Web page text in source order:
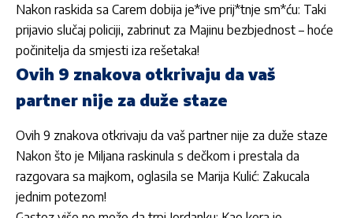
Nakon raskida sa Carem dobija je*ive prij*tnje sm*ću: Taki
prijavio slučaj policiji, zabrinut za Majinu bezbjednost – hoće
počinitelja da smjesti iza rešetaka!
Ovih 9 znakova otkrivaju da vaš
partner nije za duže staze
Ovih 9 znakova otkrivaju da vaš partner nije za duže staze
Nakon što je Miljana raskinula s dečkom i prestala da
razgovara sa majkom, oglasila se Marija Kulić: Zakucala
jednim potezom!